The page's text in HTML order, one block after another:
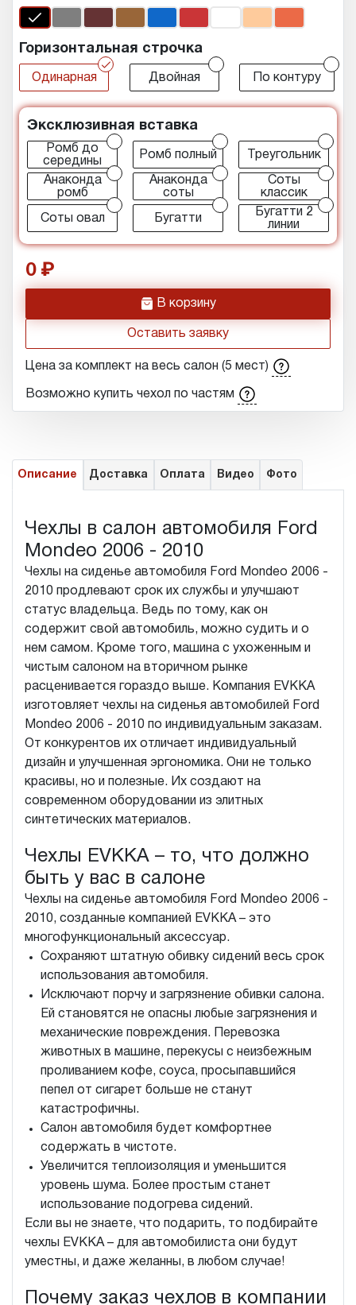
Горизонтальная строчка
r
Одинарная Двойная По контуру
Эксклюзивная вставка
Ромб до
середины
Ромб полный Треугольник
Анаконда
ромб
Анаконда
соты
Соты
классик
Соты овал Бугатти
Бугатти 2
линии
0
h В корзину
Оставить заявку
Цена за комплект на весь салон (5 мест)
Возможно купить чехол по частям
Описание Доставка Оплата Видео Фото
Чехлы в салон автомобиля Ford
Mondeo 2006 - 2010
Чехлы на сиденье автомобиля Ford Mondeo 2006 -
2010 продлевают срок их службы и улучшают
статус владельца. Ведь по тому, как он
содержит свой автомобиль, можно судить и о
нем самом. Кроме того, машина с ухоженным и
чистым салоном на вторичном рынке
расценивается гораздо выше. Компания EVKKA
изготовляет чехлы на сиденья автомобилей Ford
Mondeo 2006 - 2010 по индивидуальным заказам.
От конкурентов их отличает индивидуальный
дизайн и улучшенная эргономика. Они не только
красивы, но и полезные. Их создают на
современном оборудовании из элитных
синтетических материалов.
Чехлы EVKKA – то, что должно
быть у вас в салоне
Чехлы на сиденье автомобиля Ford Mondeo 2006 -
2010, созданные компанией EVKKA – это
многофункциональный аксессуар.
Сохраняют штатную обивку сидений весь срок
использования автомобиля.
Исключают порчу и загрязнение обивки салона.
Ей становятся не опасны любые загрязнения и
механические повреждения. Перевозка
животных в машине, перекусы с неизбежным
проливанием кофе, соуса, просыпавшийся
пепел от сигарет больше не станут
катастрофичны.
Салон автомобиля будет комфортнее
содержать в чистоте.
Увеличится теплоизоляция и уменьшится
уровень шума. Более простым станет
использование подогрева сидений.
Если вы не знаете, что подарить, то подбирайте
чехлы EVKKA – для автомобилиста они будут
уместны, и даже желанны, в любом случае!
Почему заказ чехлов в компании